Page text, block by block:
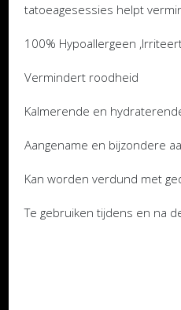
tatoeagesessies helpt
100% Hypoallergeen
Vermindert roodheid
Kalmerende en
Aangename en bijzondere
Kan worden verdund met
Te gebruiken tijdens en na